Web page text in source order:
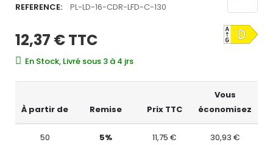
REFERENCE:
PL-LD-16-CDR-LFD-C-130
12,37 €TTC
En Stock, Livré sous 3 à 4 jrs
À partir de Remise Prix TTC
Vous
économisez
50 5% 11,75 € 30,93 €